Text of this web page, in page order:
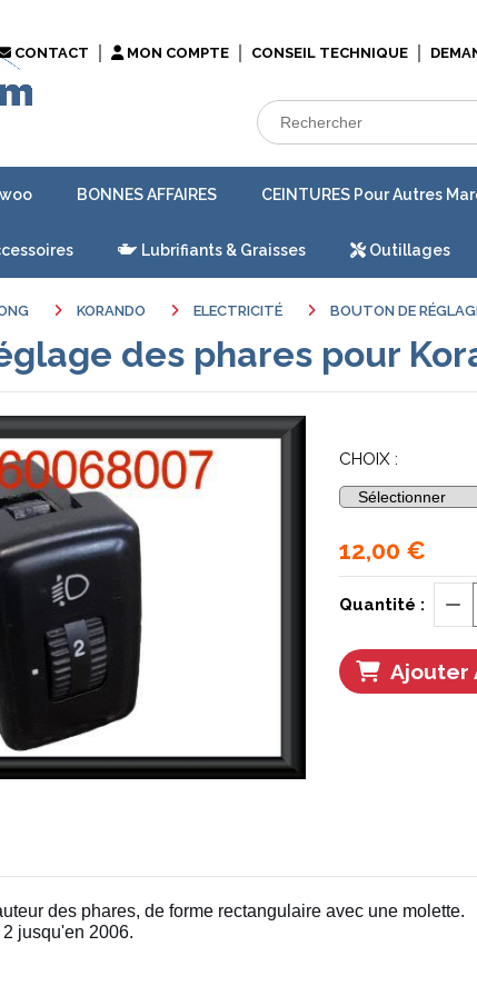
CONTACT MON COMPTE CONSEIL TECHNIQUE
BONNES AFFAIRES CEINTURES Pour Autres
Lubrifiants & Graisses Outillages
KORANDO ELECTRICITÉ BOUTON DE
des phares pour
CHOIX :
12,00 €
Quantité :
Ajouter
des phares, de forme rectangulaire avec une molette.
jusqu'en 2006.